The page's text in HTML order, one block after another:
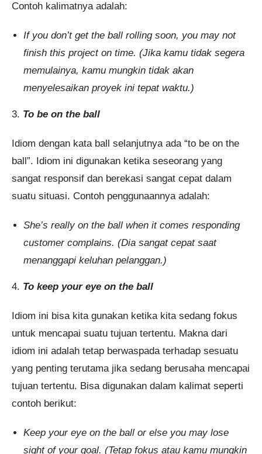
Contoh kalimatnya adalah:
If you don’t get the ball rolling soon, you may not
finish this project on time. (Jika kamu tidak segera
memulainya, kamu mungkin tidak akan
menyelesaikan proyek ini tepat waktu.)
3. To be on the ball
Idiom dengan kata ball selanjutnya ada “to be on the
ball”. Idiom ini digunakan ketika seseorang yang
sangat responsif dan berekasi sangat cepat dalam
suatu situasi. Contoh penggunaannya adalah:
She’s really on the ball when it comes responding
customer complains. (Dia sangat cepat saat
menanggapi keluhan pelanggan.)
4. To keep your eye on the ball
Idiom ini bisa kita gunakan ketika kita sedang fokus
untuk mencapai suatu tujuan tertentu. Makna dari
idiom ini adalah tetap berwaspada terhadap sesuatu
yang penting terutama jika sedang berusaha mencapai
tujuan tertentu. Bisa digunakan dalam kalimat seperti
contoh berikut:
Keep your eye on the ball or else you may lose
sight of your goal. (Tetap fokus atau kamu mungkin